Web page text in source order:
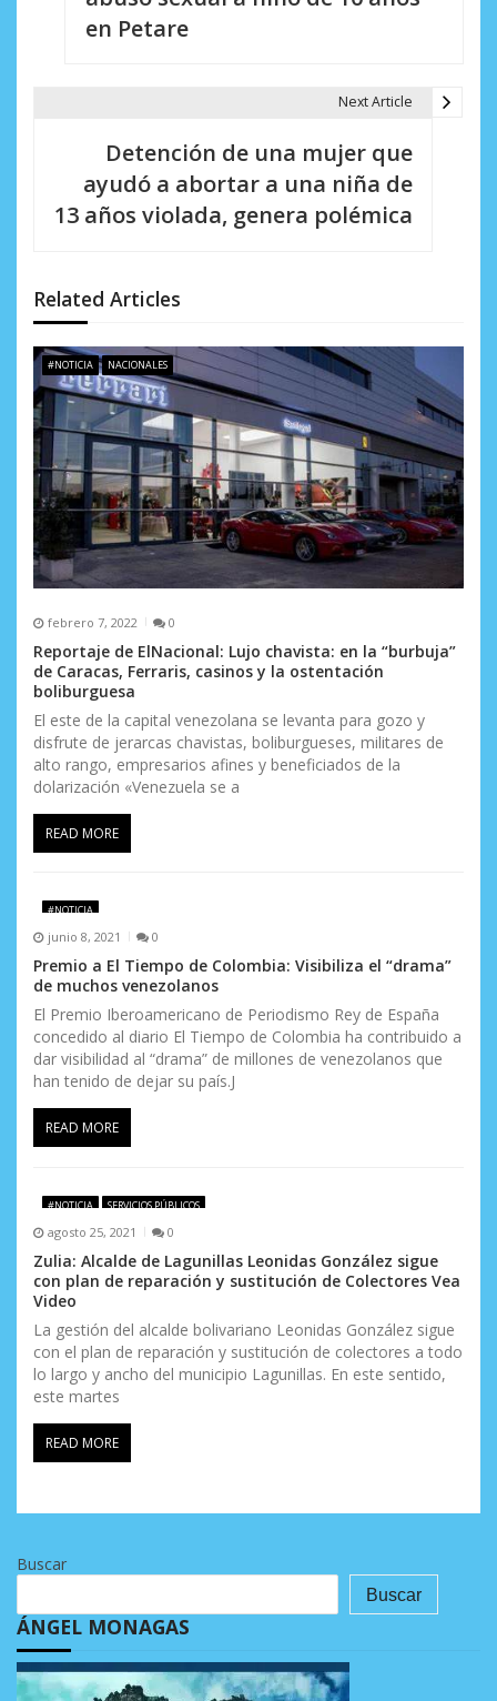
n
d
e
e
n
t
r
a
d
a
s
en Petare
Next Article
Detención de una mujer que
ayudó a abortar a una niña de
13 años violada, genera polémica
Related Articles
#NOTICIA NACIONALES
febrero 7, 2022 0
Reportaje de ElNacional: Lujo chavista: en la “burbuja”
de Caracas, Ferraris, casinos y la ostentación
boliburguesa
El este de la capital venezolana se levanta para gozo y
disfrute de jerarcas chavistas, boliburgueses, militares de
alto rango, empresarios afines y beneficiados de la
dolarización «Venezuela se a
READ MORE
#NOTICIA
junio 8, 2021 0
Premio a El Tiempo de Colombia: Visibiliza el “drama”
de muchos venezolanos
El Premio Iberoamericano de Periodismo Rey de España
concedido al diario El Tiempo de Colombia ha contribuido a
dar visibilidad al “drama” de millones de venezolanos que
han tenido de dejar su país.J
READ MORE
#NOTICIA SERVICIOS PÚBLICOS
agosto 25, 2021 0
Zulia: Alcalde de Lagunillas Leonidas González sigue
con plan de reparación y sustitución de Colectores Vea
Video
La gestión del alcalde bolivariano Leonidas González sigue
con el plan de reparación y sustitución de colectores a todo
lo largo y ancho del municipio Lagunillas. En este sentido,
este martes
READ MORE
Buscar
Buscar
ÁNGEL MONAGAS